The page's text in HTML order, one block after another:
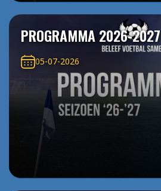
PROGRAMMA 2026-2027
05-07-2026